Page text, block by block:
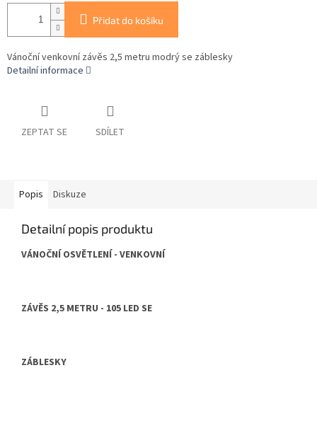
Přidat do košíku
Vánoční venkovní závěs 2,5 metru modrý se záblesky
Detailní informace
ZEPTAT SE SDÍLET
Popis Diskuze
Detailní popis produktu
VÁNOČNÍ OSVĚTLENÍ - VENKOVNÍ
ZÁVĚS 2,5 METRU - 105 LED SE
ZÁBLESKY